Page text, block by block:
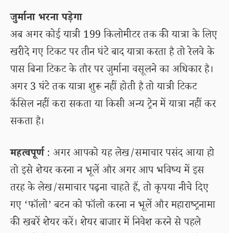
जुर्माना भरना पड़ेगा
अब अगर कोई यात्री 199 किलोमीटर तक की यात्रा के लिए
खरीदे गए टिकट पर तीन घंटे बाद यात्रा करता है तो रेलवे के
पास बिना टिकट के तौर पर जुर्माना वसूलने का अधिकार है।
अगर 3 घंटे तक यात्रा शुरू नहीं होती है तो यात्री टिकट
कैंसिल नहीं करा सकता या किसी अन्य ट्रेन में यात्रा नहीं कर
सकता है।
महत्वपूर्ण: अगर आपको यह लेख/समाचार पसंद आया हो
तो इसे शेयर करना न भूलें और अगर आप भविष्य में इस
तरह के लेख/समाचार पढ़ना चाहते हैं, तो कृपया नीचे दिए
गए ‘फॉलो’ बटन को फॉलो करना न भूलें और महाराष्ट्रनामा
की खबरें शेयर करें। शेयर बाजार में निवेश करने से पहले